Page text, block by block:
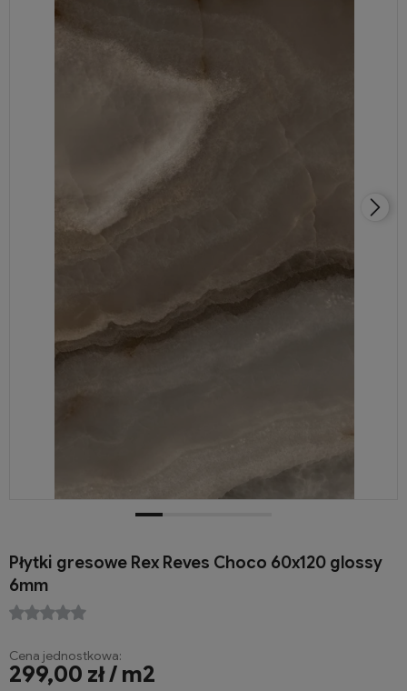
Płytki gresowe Rex Reves Choco 60x120 glossy
6mm
Cena jednostkowa:
299,00 zł / m2